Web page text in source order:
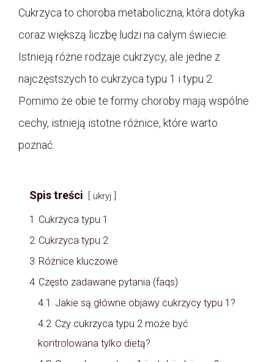
Cukrzyca to choroba metaboliczna, która dotyka
coraz większą liczbę ludzi na całym świecie.
Istnieją różne rodzaje cukrzycy, ale jedne z
najczęstszych to cukrzyca typu 1 i typu 2.
Pomimo że obie te formy choroby mają wspólne
cechy, istnieją istotne różnice, które warto
poznać.
Spis treści ukryj
1 Cukrzyca typu 1
2 Cukrzyca typu 2
3 Różnice kluczowe
4 Często zadawane pytania (faqs)
4.1 Jakie są główne objawy cukrzycy typu 1?
4.2 Czy cukrzyca typu 2 może być
kontrolowana tylko dietą?